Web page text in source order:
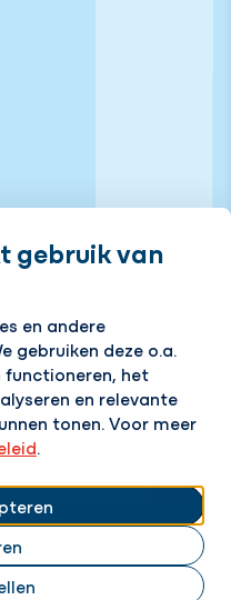
gebruik van
en andere
gebruiken deze o.a.
het
en relevante
tonen. Voor meer
.
laatste nieuws?
je mailbox!
statement.
Privacy policy